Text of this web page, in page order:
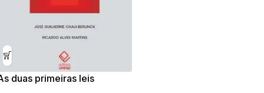
duas primeiras leis